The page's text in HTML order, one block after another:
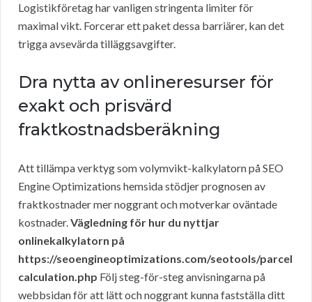
Logistikföretag har vanligen stringenta limiter för
maximal vikt. Forcerar ett paket dessa barriärer, kan det
trigga avsevärda tilläggsavgifter.
Dra nytta av onlineresurser för
exakt och prisvärd
fraktkostnadsberäkning
Att tillämpa verktyg som volymvikt-kalkylatorn på SEO
Engine Optimizations hemsida stödjer prognosen av
fraktkostnader mer noggrant och motverkar oväntade
kostnader.Vägledning för hur du nyttjar
onlinekalkylatorn på
https://seoengineoptimizations.com/seotools/parcel
calculation.php Följ steg-för-steg anvisningarna på
webbsidan för att lätt och noggrant kunna fastställa ditt